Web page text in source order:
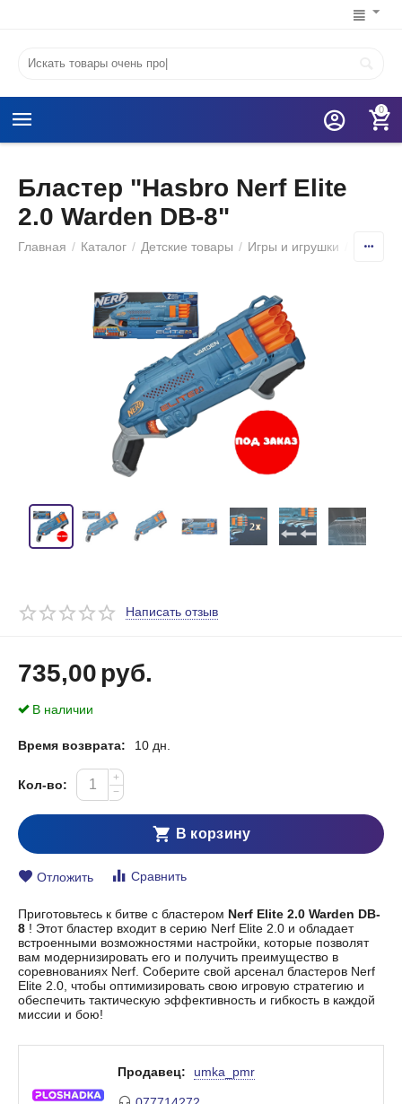
0
Бластер "Hasbro Nerf Elite
2.0 Warden DB-8"
Главная / Каталог / Детские товары / Игры и игрушки
Написать отзыв
735,00руб.
В наличии
Время возврата: 10 дн.
Кол-во:
+
−
В корзину
Отложить Сравнить
Приготовьтесь к битве с бластером Nerf Elite 2.0 Warden DB-
8 ! Этот бластер входит в серию Nerf Elite 2.0 и обладает
встроенными возможностями настройки, которые позволят
вам модернизировать его и получить преимущество в
соревнованиях Nerf. Соберите свой арсенал бластеров Nerf
Elite 2.0, чтобы оптимизировать свою игровую стратегию и
обеспечить тактическую эффективность и гибкость в каждой
миссии и бою!
Продавец: umka_pmr